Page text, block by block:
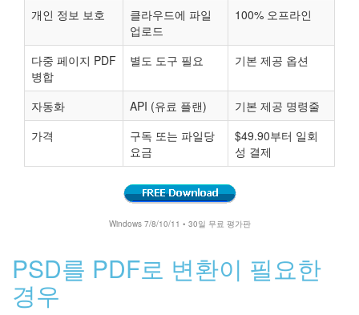
개인 정보 보호
클라우드에 파일
업로드
100% 오프라인
다중 페이지 PDF
병합
별도 도구 필요 기본 제공 옵션
자동화 API (유료 플랜)
기본 제공 명령줄
가격
구독 또는 파일당
요금
$49.90부터 일회
성 결제
Windows 7/8/10/11 • 30일 무료 평가판
PSD를 PDF로 변환이 필요한
경우